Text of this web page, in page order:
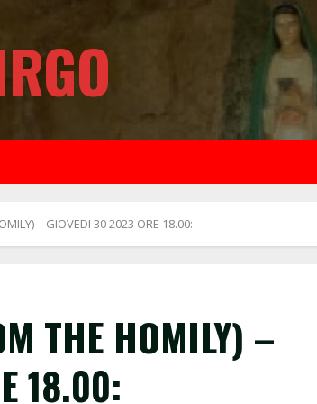
– GIOVEDI 30 2023 ORE 18.00:
THE HOMILY) –
18.00: